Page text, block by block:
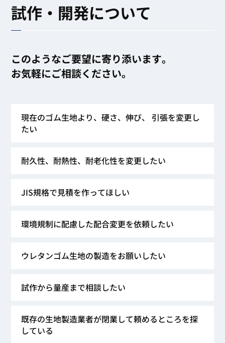
試作・開発について
このようなご要望に寄り添います。
お気軽にご相談ください。
現在のゴム生地より、硬さ、伸び、 引張を変更し
たい
耐久性、耐熱性、耐老化性を変更したい
JIS規格で見積を作ってほしい
環境規制に配慮した配合変更を依頼したい
ウレタンゴム生地の製造をお願いしたい
試作から量産まで相談したい
既存の生地製造業者が閉業して頼めるところを探
している